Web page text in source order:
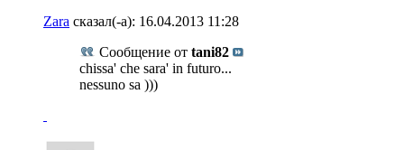
Zara сказал(-а): 16.04.2013 11:28
Сообщение от tani82
chissa' che sara' in futuro...
nessuno sa )))